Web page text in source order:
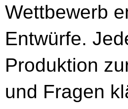
Wettbewerb
Entwürfe.
Produktion
und Fragen